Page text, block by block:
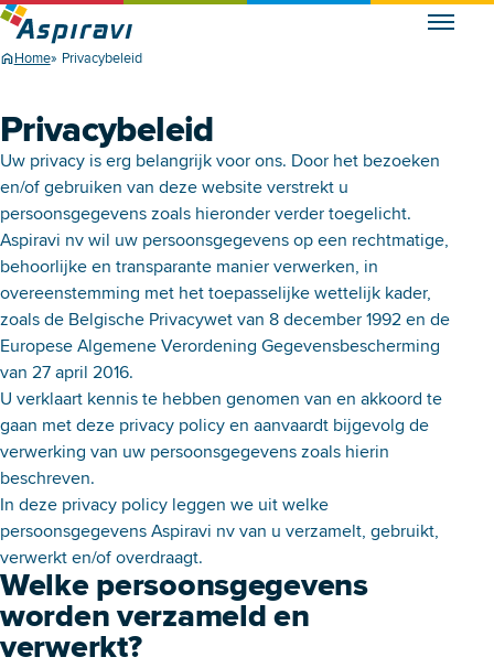
Home Privacybeleid
Privacybeleid
Uw privacy is erg belangrijk voor ons. Door het bezoeken
en/of gebruiken van deze website verstrekt u
persoonsgegevens zoals hieronder verder toegelicht.
Aspiravi nv wil uw persoonsgegevens op een rechtmatige,
behoorlijke en transparante manier verwerken, in
overeenstemming met het toepasselijke wettelijk kader,
zoals de Belgische Privacywet van 8 december 1992 en de
Europese Algemene Verordening Gegevensbescherming
van 27 april 2016.
U verklaart kennis te hebben genomen van en akkoord te
gaan met deze privacy policy en aanvaardt bijgevolg de
verwerking van uw persoonsgegevens zoals hierin
beschreven.
In deze privacy policy leggen we uit welke
persoonsgegevens Aspiravi nv van u verzamelt, gebruikt,
verwerkt en/of overdraagt.
Welke persoonsgegevens
worden verzameld en
verwerkt?